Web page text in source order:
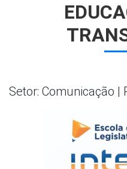
Setor: Comunicação |